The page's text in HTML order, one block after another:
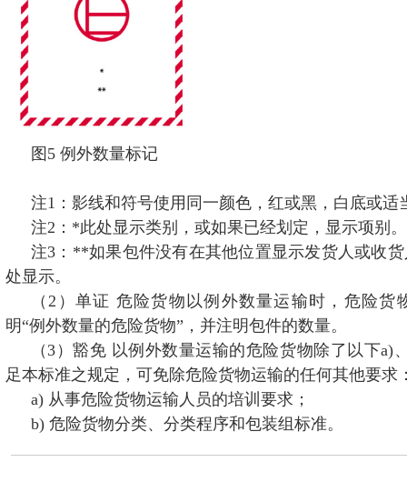
图5 例外数量标记
注1：影线和符号使用同一颜色，红或黑，白底或适
注2：*此处显示类别，或如果已经划定，显示项别。
注3：**如果包件没有在其他位置显示发货人或收
处显示。
（2）单证 危险货物以例外数量运输时，危险货
明“例外数量的危险货物”，并注明包件的数量。
（3）豁免 以例外数量运输的危险货物除了以下a)
足本标准之规定，可免除危险货物运输的任何其他要求
a) 从事危险货物运输人员的培训要求；
b) 危险货物分类、分类程序和包装组标准。